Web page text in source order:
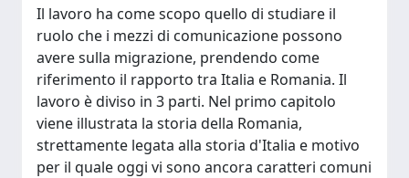
Il lavoro ha come scopo quello di studiare il
ruolo che i mezzi di comunicazione possono
avere sulla migrazione, prendendo come
riferimento il rapporto tra Italia e Romania. Il
lavoro è diviso in 3 parti. Nel primo capitolo
viene illustrata la storia della Romania,
strettamente legata alla storia d'Italia e motivo
per il quale oggi vi sono ancora caratteri comuni